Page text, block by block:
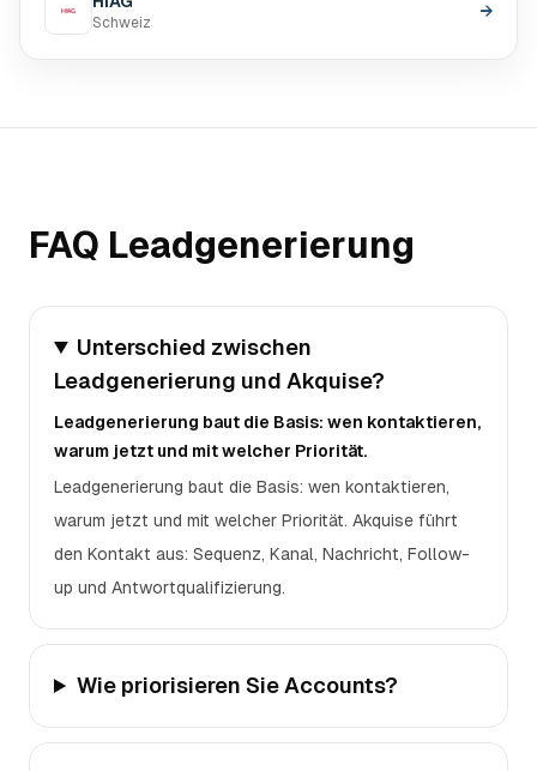
Schweiz
→
FAQ Leadgenerierung
Unterschied zwischen
Leadgenerierung und Akquise?
Leadgenerierung baut die Basis: wen kontaktieren,
warum jetzt und mit welcher Priorität.
Leadgenerierung baut die Basis: wen kontaktieren,
warum jetzt und mit welcher Priorität. Akquise führt
den Kontakt aus: Sequenz, Kanal, Nachricht, Follow-
up und Antwortqualifizierung.
Wie priorisieren Sie Accounts?